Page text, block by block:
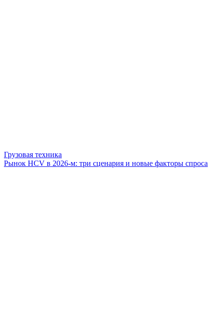
Грузовая техника
Рынок HCV в 2026-м: три сценария и новые факторы спроса